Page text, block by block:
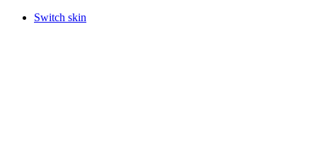
Switch skin